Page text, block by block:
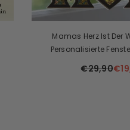
Mamas Herz Ist Der
Personalisierte
Muttertagsgeschenk Für
€29,90